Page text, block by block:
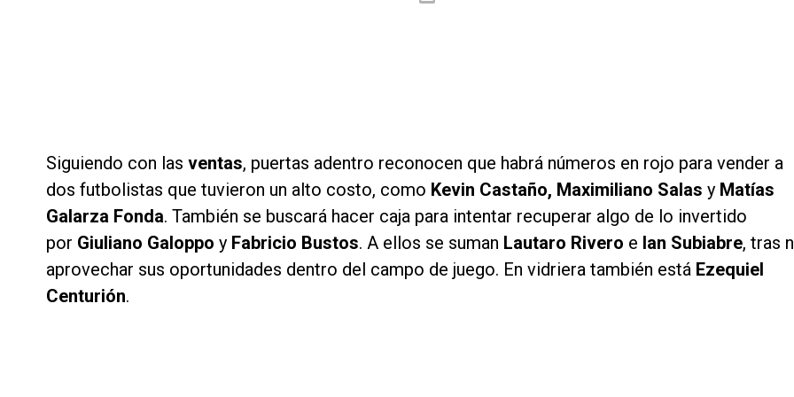
Siguiendo con las ventas, puertas adentro reconocen que habrá números en rojo para vender a
dos futbolistas que tuvieron un alto costo, como Kevin Castaño, Maximiliano Salas y Matías
Galarza Fonda. También se buscará hacer caja para intentar recuperar algo de lo invertido
por Giuliano Galoppo y Fabricio Bustos. A ellos se suman Lautaro Rivero e Ian Subiabre, tras
aprovechar sus oportunidades dentro del campo de juego. En vidriera también está Ezequiel
Centurión.